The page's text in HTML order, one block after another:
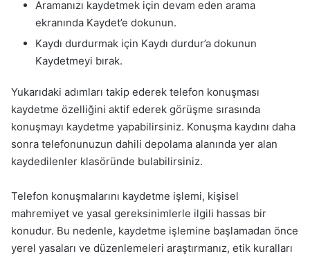
Aramanızı kaydetmek için devam eden arama
ekranında Kaydet’e dokunun.
Kaydı durdurmak için Kaydı durdur’a dokunun
Kaydetmeyi bırak.
Yukarıdaki adımları takip ederek telefon konuşması
kaydetme özelliğini aktif ederek görüşme sırasında
konuşmayı kaydetme yapabilirsiniz. Konuşma kaydını daha
sonra telefonunuzun dahili depolama alanında yer alan
kaydedilenler klasöründe bulabilirsiniz.
Telefon konuşmalarını kaydetme işlemi, kişisel
mahremiyet ve yasal gereksinimlerle ilgili hassas bir
konudur. Bu nedenle, kaydetme işlemine başlamadan önce
yerel yasaları ve düzenlemeleri araştırmanız, etik kuralları